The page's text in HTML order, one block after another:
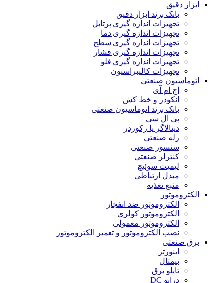
ابزار دقیق
بانک برند ابزار دقیق
تجهیزات اندازه گیری پرتابل
تجهیزات اندازه گیری دما
تجهیزات اندازه گیری سطح
تجهیزات اندازه گیری فشار
تجهیزات اندازه گیری فلو
تجهیزات کالیبراسیون
اتوماسیون صنعتی
اچ ام آی
انکودر و خط کش
بانک برند اتوماسیون صنعتی
پی ال سی
دیتالاگر یا رکوردر
رله صنعتی
سنسور صنعتی
کنترلر صنعتی
لیمیت سوئیچ
مبدل ارتباطی
منبع تغذیه
الکتروموتور
الکتروموتور ضد انفجار
الکتروموتور کولری
الکتروموتور معمولی
نصب الکتروموتور و تعمیر الکتروموتور
برق صنعتی
اینورتر
بیمتال
تابلو برق
درایو DC